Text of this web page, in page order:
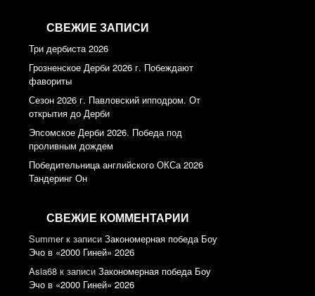
СВЕЖИЕ ЗАПИСИ
Три дербиста 2026
Грозненское Дерби 2026 г. Побеждают
фавориты
Сезон 2026 г. Павловский ипподром. От
открытия до Дерби
Эпсомское Дерби 2026. Победа под
проливным дождем
Победительница английского ОКСа 2026
Тандеринг Он
СВЕЖИЕ КОММЕНТАРИИ
Summerк записи Закономерная победа Боу
Эчо в «2000 Гиней» 2026
Asia68 к записи Закономерная победа Боу
Эчо в «2000 Гиней» 2026